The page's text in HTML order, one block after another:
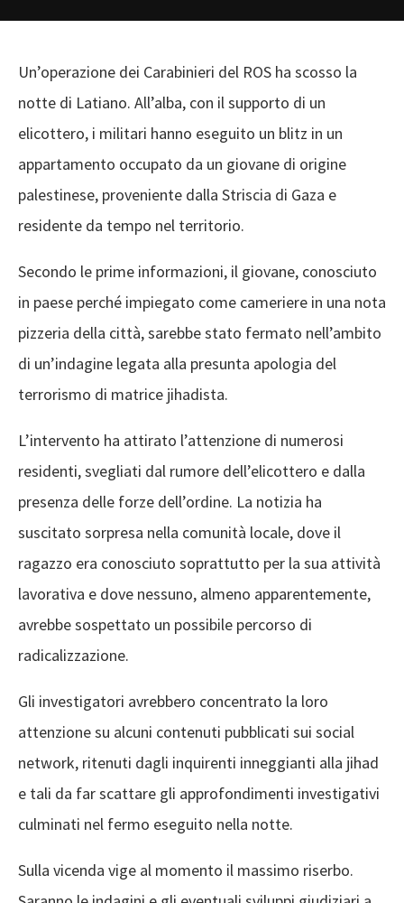
Un’operazione dei Carabinieri del ROS ha scosso la
notte di Latiano. All’alba, con il supporto di un
elicottero, i militari hanno eseguito un blitz in un
appartamento occupato da un giovane di origine
palestinese, proveniente dalla Striscia di Gaza e
residente da tempo nel territorio.
Secondo le prime informazioni, il giovane, conosciuto
in paese perché impiegato come cameriere in una nota
pizzeria della città, sarebbe stato fermato nell’ambito
di un’indagine legata alla presunta apologia del
terrorismo di matrice jihadista.
L’intervento ha attirato l’attenzione di numerosi
residenti, svegliati dal rumore dell’elicottero e dalla
presenza delle forze dell’ordine. La notizia ha
suscitato sorpresa nella comunità locale, dove il
ragazzo era conosciuto soprattutto per la sua attività
lavorativa e dove nessuno, almeno apparentemente,
avrebbe sospettato un possibile percorso di
radicalizzazione.
Gli investigatori avrebbero concentrato la loro
attenzione su alcuni contenuti pubblicati sui social
network, ritenuti dagli inquirenti inneggianti alla jihad
e tali da far scattare gli approfondimenti investigativi
culminati nel fermo eseguito nella notte.
Sulla vicenda vige al momento il massimo riserbo.